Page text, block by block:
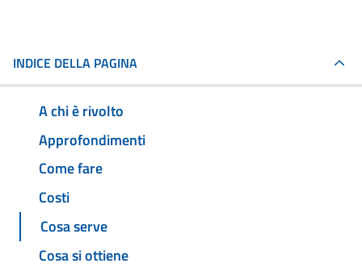
INDICE DELLA PAGINA
A chi è rivolto
Approfondimenti
Come fare
Costi
Cosa serve
Cosa si ottiene